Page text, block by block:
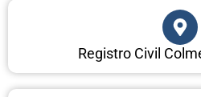
Registro Civil